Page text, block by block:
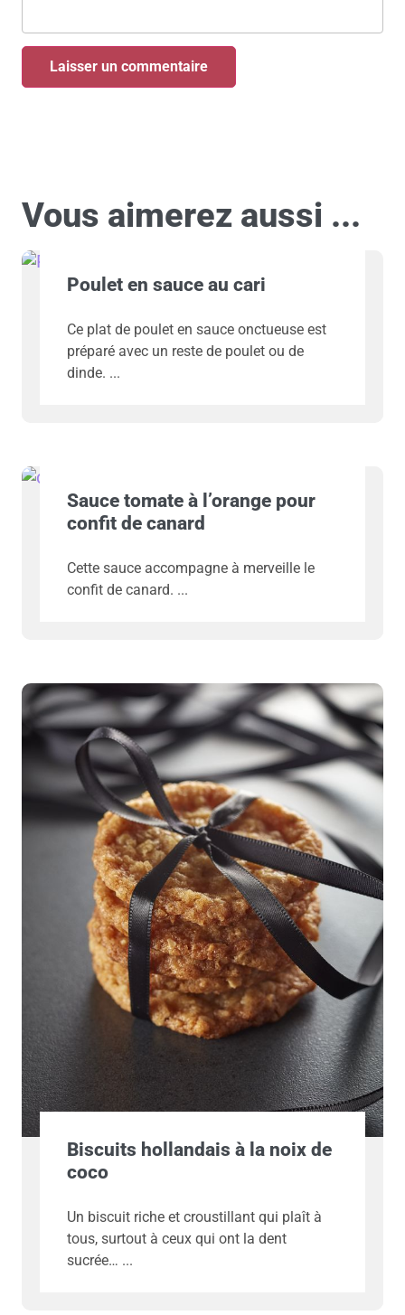
Vous aimerez aussi ...
Poulet en sauce au cari
Ce plat de poulet en sauce onctueuse est
préparé avec un reste de poulet ou de
dinde.
Sauce tomate à l’orange pour
confit de canard
Cette sauce accompagne à merveille le
confit de canard.
Biscuits hollandais à la noix de
coco
Un biscuit riche et croustillant qui plaît à
tous, surtout à ceux qui ont la dent
sucrée…